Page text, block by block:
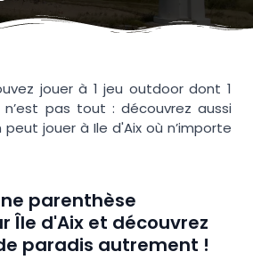
jouer à 1 jeu outdoor dont 1
n’est pas tout : découvrez aussi
peut jouer à Ile d'Aix où n’importe
parenthèse
Île d'Aix et découvrez
paradis autrement !